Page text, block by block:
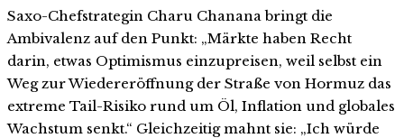
Saxo-Chefstrategin Charu Chanana bringt die
Ambivalenz auf den Punkt: „Märkte haben Recht
darin, etwas Optimismus einzupreisen, weil selbst ein
Weg zur Wiedereröffnung der Straße von Hormuz das
extreme Tail-Risiko rund um Öl, Inflation und globales
Wachstum senkt.“ Gleichzeitig mahnt sie: „Ich würde